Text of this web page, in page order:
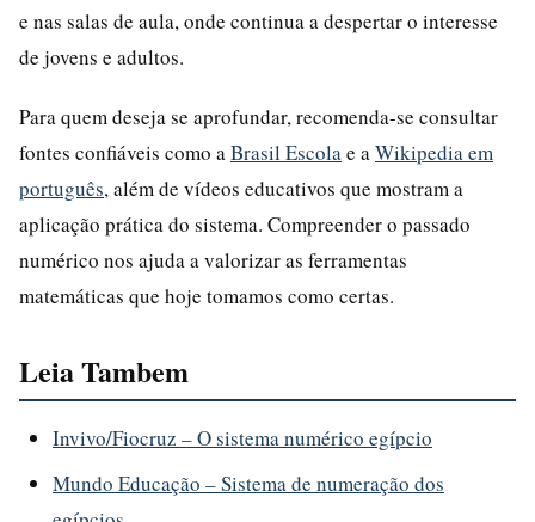
e nas salas de aula, onde continua a despertar o interesse
de jovens e adultos.
Para quem deseja se aprofundar, recomenda-se consultar
fontes confiáveis como a Brasil Escola e a Wikipedia em
português, além de vídeos educativos que mostram a
aplicação prática do sistema. Compreender o passado
numérico nos ajuda a valorizar as ferramentas
matemáticas que hoje tomamos como certas.
Leia Tambem
Invivo/Fiocruz – O sistema numérico egípcio
Mundo Educação – Sistema de numeração dos